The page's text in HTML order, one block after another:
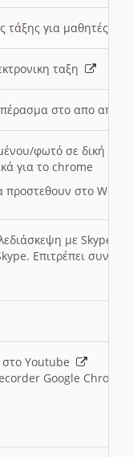
τάξης για μαθητές
ταξη
πέρασμα στο απο
φωτό σε δική
για το chrome
στο Word
με Skype
Επιτρέπει
στο Youtube
Google Chrome